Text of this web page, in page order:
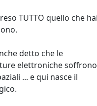
TUTTO quello che hai
detto che le
elettroniche
... e qui nasce il